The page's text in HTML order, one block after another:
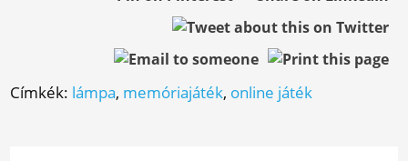
Címkék: lámpa, memóriajáték, online játék